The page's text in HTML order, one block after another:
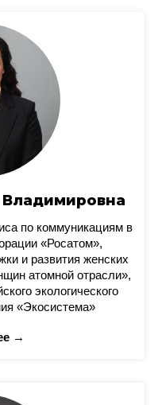
по коммуникациям в
«Росатом»,
и развития женских
атомной отрасли»,
экологического
«Экосистема»
→